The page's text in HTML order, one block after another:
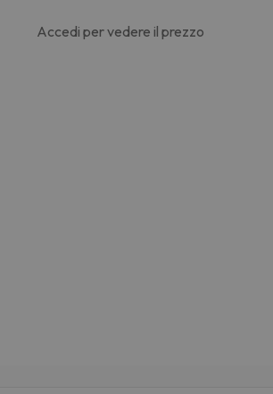
Accedi per vedere il prezzo